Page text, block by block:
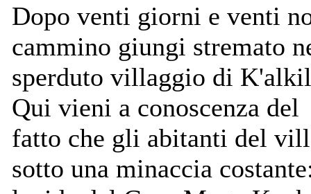
Dopo venti giorni e venti
cammino giungi stremato
sperduto villaggio di
Qui vieni a conoscenza del
fatto che gli abitanti del
sotto una minaccia